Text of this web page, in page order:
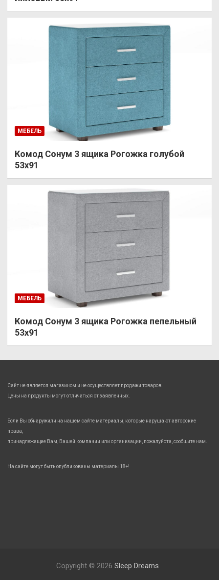
МЕБЕЛЬ
Комод Сонум 3 ящика Рогожка голубой
53х91
МЕБЕЛЬ
Комод Сонум 3 ящика Рогожка пепельный
53х91
Сайт не является магазином и не осуществляет продажи товаров.
Цены на продукты могут отличаться от заявленных.
Если Вы обнаружили на нашем сайте материалы, которые нарушают авторские
права,
принадлежащие Вам, Вашей компании или организации, пожалуйста, сообщите нам.
На сайте могут быть опубликованы материалы 18+!
Copyright © 2026 Sleep Dreams